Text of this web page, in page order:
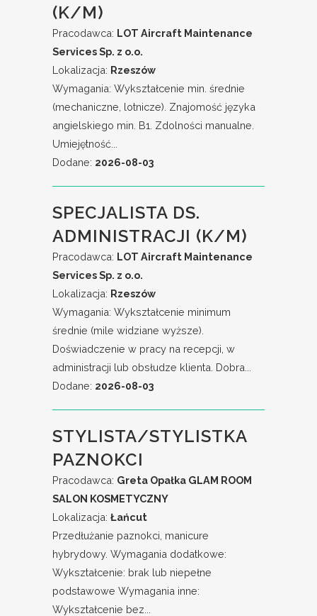
(K/M)
Pracodawca: LOT Aircraft Maintenance
Services Sp. z o.o.
Lokalizacja: Rzeszów
Wymagania: Wykształcenie min. średnie
(mechaniczne, lotnicze). Znajomość języka
angielskiego min. B1. Zdolności manualne.
Umiejętność...
Dodane: 2026-08-03
SPECJALISTA DS.
ADMINISTRACJI (K/M)
Pracodawca: LOT Aircraft Maintenance
Services Sp. z o.o.
Lokalizacja: Rzeszów
Wymagania: Wykształcenie minimum
średnie (mile widziane wyższe).
Doświadczenie w pracy na recepcji, w
administracji lub obsłudze klienta. Dobra...
Dodane: 2026-08-03
STYLISTA/STYLISTKA
PAZNOKCI
Pracodawca: Greta Opałka GLAM ROOM
SALON KOSMETYCZNY
Lokalizacja: Łańcut
Przedłużanie paznokci, manicure
hybrydowy. Wymagania dodatkowe:
Wykształcenie: brak lub niepełne
podstawowe Wymagania inne:
Wykształcenie bez...